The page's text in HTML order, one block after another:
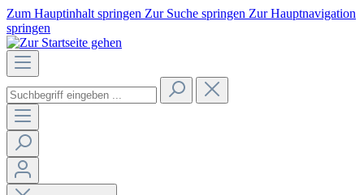
Zum Hauptinhalt springen Zur Suche springen Zur Hauptnavigation
springen